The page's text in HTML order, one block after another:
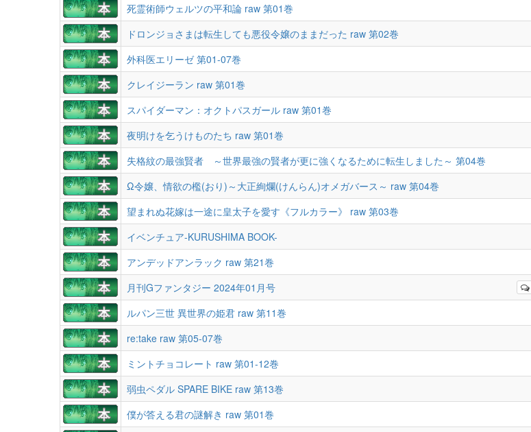
死霊術師ウェルツの平和論 raw 第01巻
ドロンジョさまは転生しても悪役令嬢のままだった raw 第02巻
外科医エリーゼ 第01-07巻
クレイジーラン raw 第01巻
スパイダーマン：オクトパスガール raw 第01巻
夜明けを乞うけものたち raw 第01巻
失格紋の最強賢者 ～世界最強の賢者が更に強くなるために転生しました～ 第04巻
Ω令嬢、情欲の檻(おり)～大正絢爛(けんらん)オメガバース～ raw 第04巻
望まれぬ花嫁は一途に皇太子を愛す《フルカラー》 raw 第03巻
イベンチュア-KURUSHIMA BOOK-
アンデッドアンラック raw 第21巻
月刊Gファンタジー 2024年01月号
ルパン三世 異世界の姫君 raw 第11巻
re:take raw 第05-07巻
ミントチョコレート raw 第01-12巻
弱虫ペダル SPARE BIKE raw 第13巻
僕が答える君の謎解き raw 第01巻